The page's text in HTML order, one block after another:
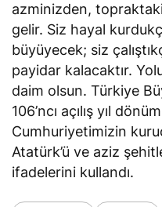
azminizden,
gelir. Siz hayal
büyüyecek; siz
payidar kalacaktır.
daim olsun. Türkiye
106’ncı açılış yıl
Cumhuriyetimizin
Atatürk’ü ve aziz
ifadelerini kullandı.